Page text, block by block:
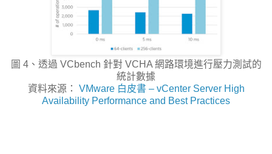
圖 4、透過 VCbench 針對 VCHA 網路環境進行壓力測試的
統計數據
資料來源： VMware 白皮書 – vCenter Server High
Availability Performance and Best Practices